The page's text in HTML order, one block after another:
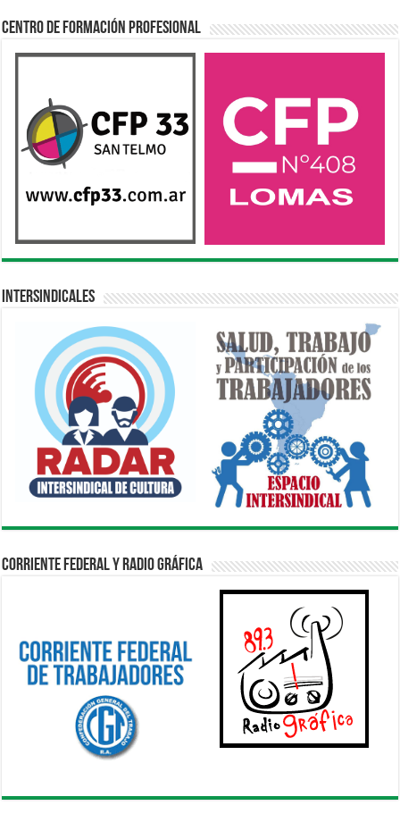
Centro de Formación Profesional
Intersindicales
Corriente Federal y Radio Gráfica